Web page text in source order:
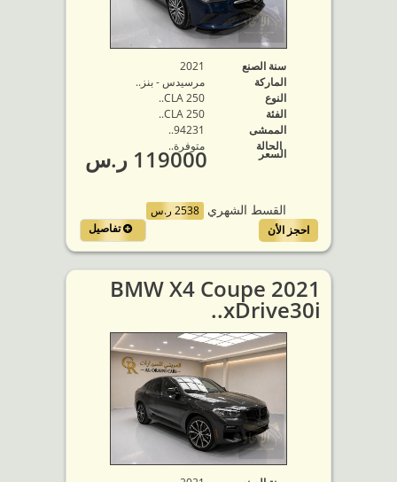
سنة الصنع
2021
الماركة
مرسيدس - بنز..
النوع
CLA 250..
الفئة
CLA 250..
الممشى
94231..
الحالة
متوفرة‬..
السعر 119000 ر.س
القسط الشهري 2538 ر.س
تفاصيل
احجز الأن
2021 BMW X4 Coupe
xDrive30i..